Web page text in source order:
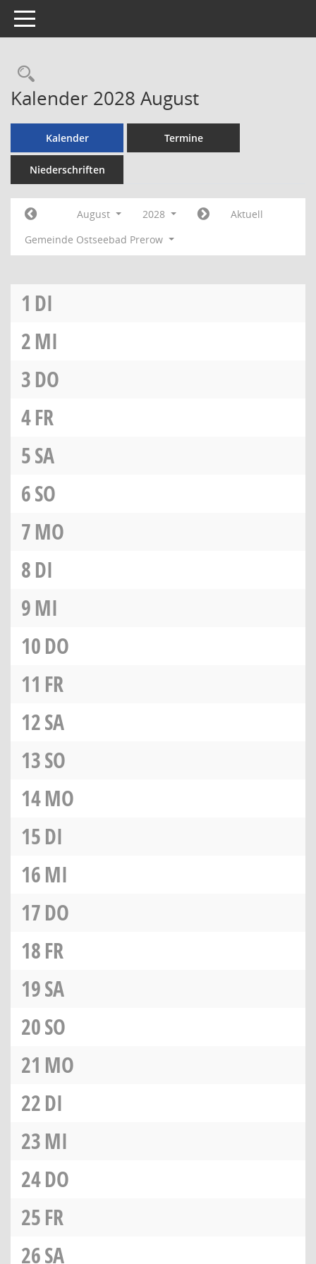
Toggle navigation
Rechercheauswahl
Kalender 2028 August
Kalender Termine
Niederschriften
August 2028
Aktuell
Gemeinde Ostseebad Prerow
1 DI
2MI
3DO
4FR
5SA
6SO
7MO
8DI
9MI
10DO
11 FR
12SA
13SO
14MO
15DI
16MI
17DO
18FR
19SA
20SO
21 MO
22DI
23MI
24DO
25FR
26SA